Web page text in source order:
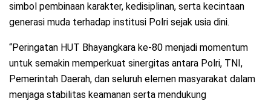
simbol pembinaan karakter, kedisiplinan, serta kecintaan
generasi muda terhadap institusi Polri sejak usia dini.
“Peringatan HUT Bhayangkara ke-80 menjadi momentum
untuk semakin memperkuat sinergitas antara Polri, TNI,
Pemerintah Daerah, dan seluruh elemen masyarakat dalam
menjaga stabilitas keamanan serta mendukung